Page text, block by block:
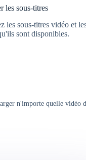
les sous-titres
les sous-titres vidéo et
sont disponibles.
n'importe quelle vidéo